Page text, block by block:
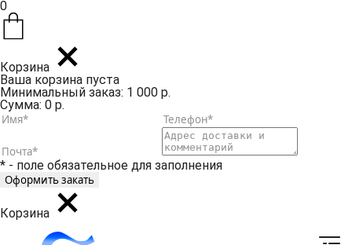
0
Корзина
Ваша корзина пуста
Минимальный заказ: 1 000 р.
Сумма: 0 р.
* - поле обязательное для заполнения
Корзина